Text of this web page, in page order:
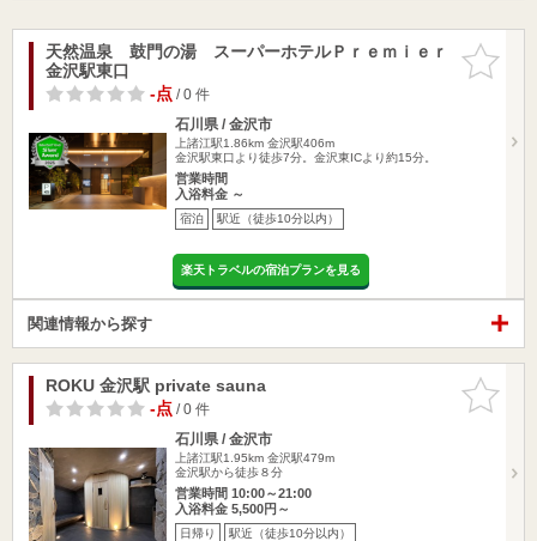
お気に入
りに追加
天然温泉 鼓門の湯 スーパーホテルＰｒｅｍｉｅｒ
金沢駅東口
-点/ 0 件
石川県 / 金沢市
上諸江駅1.86km 金沢駅406m
金沢駅東口より徒歩7分。金沢東ICより約15分。
営業時間
入浴料金 ～
宿泊 駅近（徒歩10分以内）
楽天トラベルの宿泊プランを見る
関連情報から探す
お気に入
りに追加
ROKU 金沢駅 private sauna
-点/ 0 件
石川県 / 金沢市
上諸江駅1.95km 金沢駅479m
金沢駅から徒歩８分
営業時間 10:00～21:00
入浴料金 5,500円～
日帰り 駅近（徒歩10分以内）